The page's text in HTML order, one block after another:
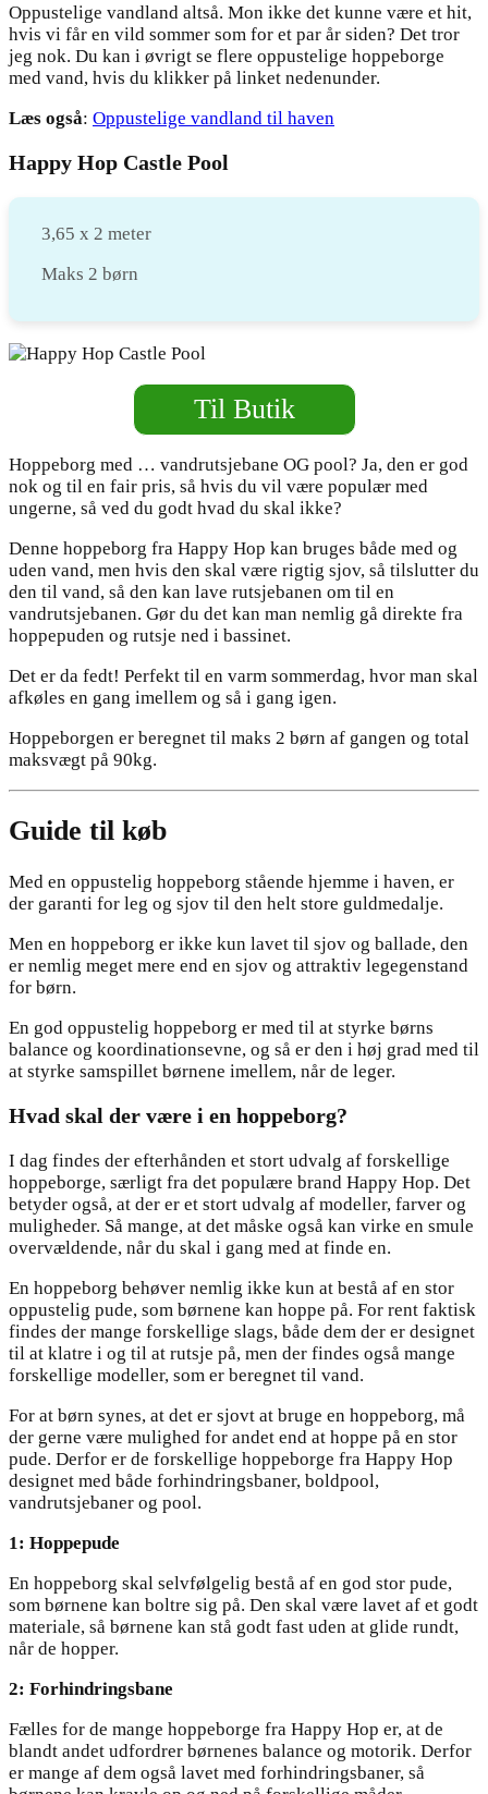
Oppustelige vandland altså. Mon ikke det kunne være et hit,
hvis vi får en vild sommer som for et par år siden? Det tror
jeg nok. Du kan i øvrigt se flere oppustelige hoppeborge
med vand, hvis du klikker på linket nedenunder.
Læs også: Oppustelige vandland til haven
Happy Hop Castle Pool
3,65 x 2 meter
Maks 2 børn
Til Butik
Hoppeborg med … vandrutsjebane OG pool? Ja, den er god
nok og til en fair pris, så hvis du vil være populær med
ungerne, så ved du godt hvad du skal ikke?
Denne hoppeborg fra Happy Hop kan bruges både med og
uden vand, men hvis den skal være rigtig sjov, så tilslutter du
den til vand, så den kan lave rutsjebanen om til en
vandrutsjebanen. Gør du det kan man nemlig gå direkte fra
hoppepuden og rutsje ned i bassinet.
Det er da fedt! Perfekt til en varm sommerdag, hvor man skal
afkøles en gang imellem og så i gang igen.
Hoppeborgen er beregnet til maks 2 børn af gangen og total
maksvægt på 90kg.
Guide til køb
Med en oppustelig hoppeborg stående hjemme i haven, er
der garanti for leg og sjov til den helt store guldmedalje.
Men en hoppeborg er ikke kun lavet til sjov og ballade, den
er nemlig meget mere end en sjov og attraktiv legegenstand
for børn.
En god oppustelig hoppeborg er med til at styrke børns
balance og koordinationsevne, og så er den i høj grad med til
at styrke samspillet børnene imellem, når de leger.
Hvad skal der være i en hoppeborg?
I dag findes der efterhånden et stort udvalg af forskellige
hoppeborge, særligt fra det populære brand Happy Hop. Det
betyder også, at der er et stort udvalg af modeller, farver og
muligheder. Så mange, at det måske også kan virke en smule
overvældende, når du skal i gang med at finde en.
En hoppeborg behøver nemlig ikke kun at bestå af en stor
oppustelig pude, som børnene kan hoppe på. For rent faktisk
findes der mange forskellige slags, både dem der er designet
til at klatre i og til at rutsje på, men der findes også mange
forskellige modeller, som er beregnet til vand.
For at børn synes, at det er sjovt at bruge en hoppeborg, må
der gerne være mulighed for andet end at hoppe på en stor
pude. Derfor er de forskellige hoppeborge fra Happy Hop
designet med både forhindringsbaner, boldpool,
vandrutsjebaner og pool.
1: Hoppepude
En hoppeborg skal selvfølgelig bestå af en god stor pude,
som børnene kan boltre sig på. Den skal være lavet af et godt
materiale, så børnene kan stå godt fast uden at glide rundt,
når de hopper.
2: Forhindringsbane
Fælles for de mange hoppeborge fra Happy Hop er, at de
blandt andet udfordrer børnenes balance og motorik. Derfor
er mange af dem også lavet med forhindringsbaner, så